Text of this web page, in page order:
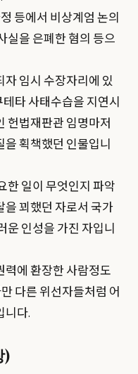
등에서 비상계엄 논의
실을 은폐한 혐의 등으
임시 수장자리에 있
타 사태수습을 지연시
헌법재판관 임명마저
획책했던 인물입니
한 일이 무엇인지 파악
을 꾀했던 자로서 국가
운 인성을 가진 자입니
력에 환장한 사람정도
다른 위선자들처럼 어
니다.
)